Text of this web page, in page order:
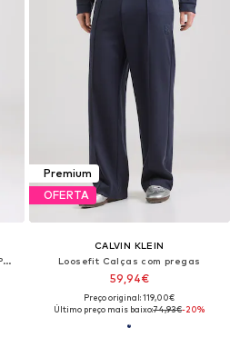
Tapered Calças chino 'JPSTACE PHINEAS'
Premium
OFERTA
CALVIN KLEIN
Loosefit Calças com pregas
59,94€
Preço original: 119,00€
Último preço mais baixo:74,93€-20%